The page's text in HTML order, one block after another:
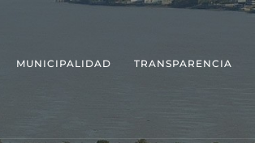
MUNICIPALIDAD TRANSPARENCIA